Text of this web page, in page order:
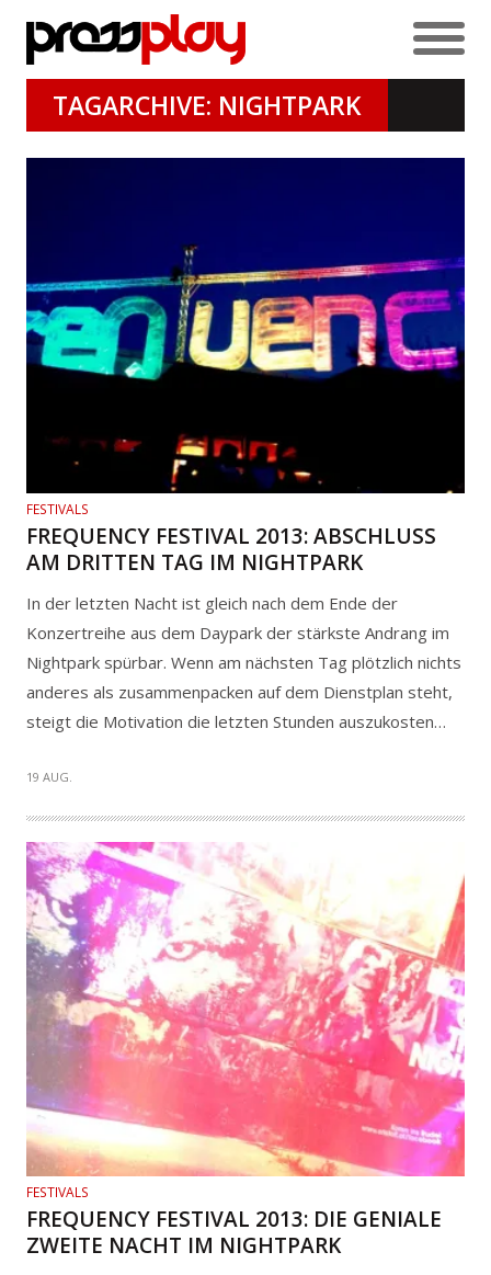
TAGARCHIVE: NIGHTPARK
FESTIVALS
FREQUENCY FESTIVAL 2013: ABSCHLUSS
AM DRITTEN TAG IM NIGHTPARK
In der letzten Nacht ist gleich nach dem Ende der
Konzertreihe aus dem Daypark der stärkste Andrang im
Nightpark spürbar. Wenn am nächsten Tag plötzlich nichts
anderes als zusammenpacken auf dem Dienstplan steht,
steigt die Motivation die letzten Stunden auszukosten…
19 AUG.
FESTIVALS
FREQUENCY FESTIVAL 2013: DIE GENIALE
ZWEITE NACHT IM NIGHTPARK